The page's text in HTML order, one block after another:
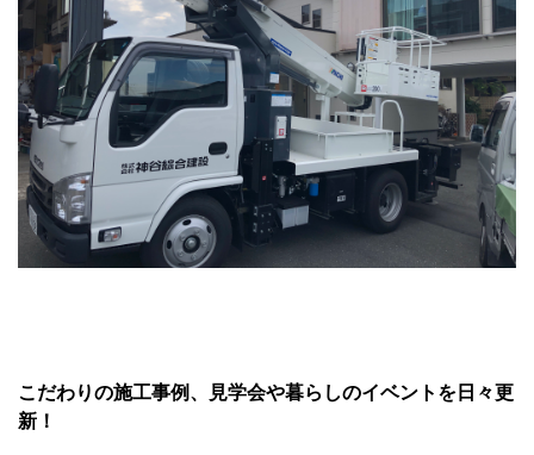
こだわりの施工事例、見学会や暮らしのイベントを日々更
新！